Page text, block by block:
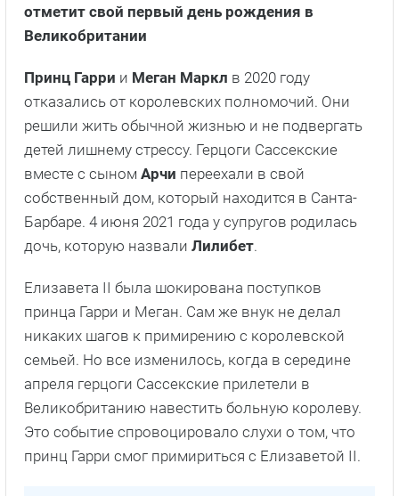
отметит свой первый день рождения в
Великобритании
Принц Гарри и Меган Маркл в 2020 году
отказались от королевских полномочий. Они
решили жить обычной жизнью и не подвергать
детей лишнему стрессу. Герцоги Сассекские
вместе с сыном Арчи переехали в свой
собственный дом, который находится в Санта-
Барбаре. 4 июня 2021 года у супругов родилась
дочь, которую назвали Лилибет.
Елизавета II была шокирована поступков
принца Гарри и Меган. Сам же внук не делал
никаких шагов к примирению с королевской
семьей. Но все изменилось, когда в середине
апреля герцоги Сассекские прилетели в
Великобританию навестить больную королеву.
Это событие спровоцировало слухи о том, что
принц Гарри смог примириться с Елизаветой II.